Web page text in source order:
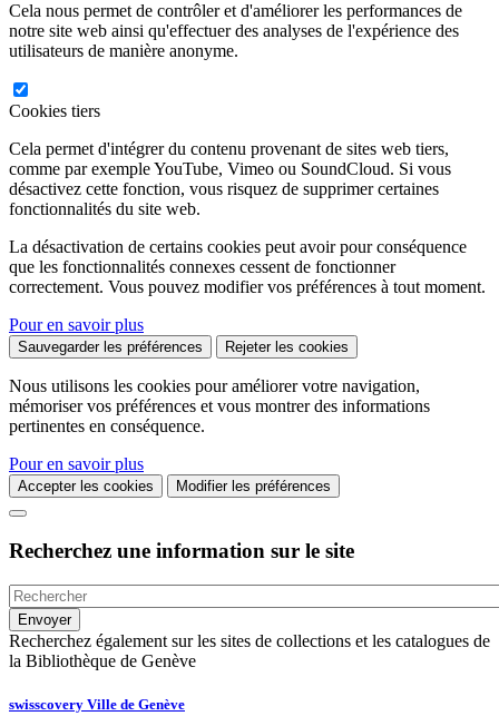
Cela nous permet de contrôler et d'améliorer les performances de
notre site web ainsi qu'effectuer des analyses de l'expérience des
utilisateurs de manière anonyme.
Cookies tiers
Cela permet d'intégrer du contenu provenant de sites web tiers,
comme par exemple YouTube, Vimeo ou SoundCloud. Si vous
désactivez cette fonction, vous risquez de supprimer certaines
fonctionnalités du site web.
La désactivation de certains cookies peut avoir pour conséquence
que les fonctionnalités connexes cessent de fonctionner
correctement. Vous pouvez modifier vos préférences à tout moment.
Pour en savoir plus
Sauvegarder les préférences Rejeter les cookies
Nous utilisons les cookies pour améliorer votre navigation,
mémoriser vos préférences et vous montrer des informations
pertinentes en conséquence.
Pour en savoir plus
Accepter les cookies Modifier les préférences
Recherchez une information sur le site
Recherchez également sur les sites de collections et les catalogues de
la Bibliothèque de Genève
swisscovery Ville de Genève